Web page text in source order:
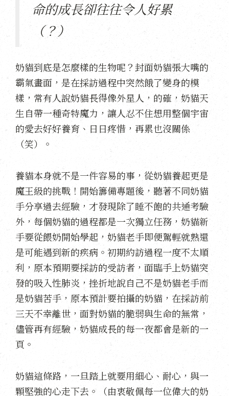
命的成長卻往往令人好累
（？）
奶貓到底是怎麼樣的生物呢？封面奶貓張大嘴的
霸氣畫面，是在採訪過程中突然餓了變身的模
樣，常有人說奶貓長得像外星人，的確，奶貓天
生自帶一種奇特魔力，讓人忍不住想用整個宇宙
的愛去好好養育、日日疼惜，再累也沒關係
（笑）。
養貓本身就不是一件容易的事，從奶貓養起更是
魔王級的挑戰！開始籌備專題後，聽著不同奶貓
手分享過去經驗，才發現除了睡不飽的共通考驗
外，每個奶貓的過程都是一次獨立任務，奶貓新
手要從餵奶開始學起，奶貓老手即便駕輕就熟還
是可能遇到新的疾病。初期約訪過程一度不太順
利，原本預期要採訪的受訪者，面臨手上奶貓突
發的吸入性肺炎，挫折地說自己不是奶貓老手而
是奶貓苦手，原本預計要拍攝的奶貓，在採訪前
三天不幸離世，面對奶貓的脆弱與生命的無常，
儘管再有經驗，奶貓成長的每一夜都會是新的一
頁。
奶貓這條路，一旦踏上就要用細心、耐心，與一
顆堅強的心走下去。（由衷敬佩每一位偉大的奶